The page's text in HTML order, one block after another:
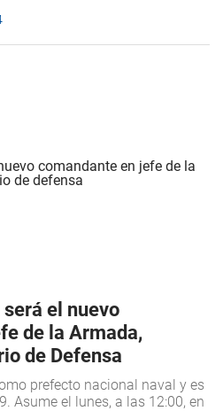
el nuevo
de la Armada,
de Defensa
prefecto nacional naval y es
Asume el lunes, a las 12:00, en